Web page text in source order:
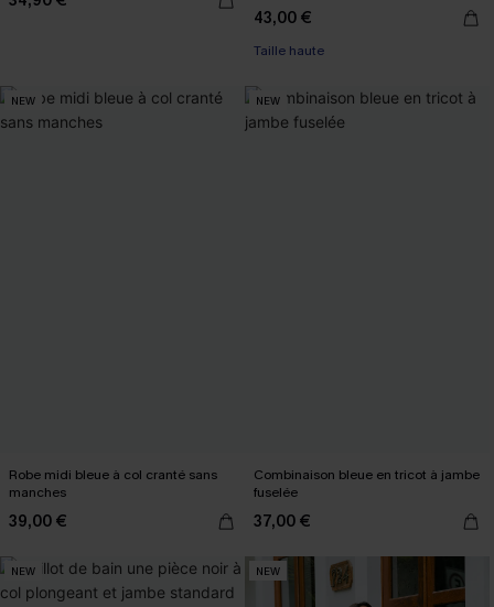
43,00 €
Taille haute
NEW
Robe midi bleue à col cranté sans
manches
39,00 €
NEW
Combinaison bleue en tricot à jambe
fuselée
37,00 €
NEW NEW